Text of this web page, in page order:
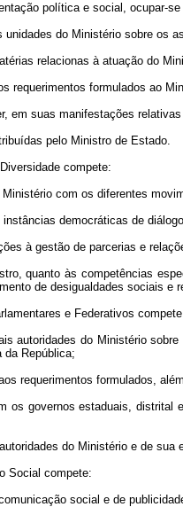
política e social, ocupar-
unidades do Ministério sobre os
relacionas à atuação do
requerimentos formulados ao
em suas manifestações
pelo Ministro de Estado.
compete:
com os diferentes
democráticas de
à gestão de parcerias e
quanto às competências
de desigualdades sociais e
e Federativos
autoridades do Ministério
da República;
requerimentos formulados,
os governos estaduais,
do Ministério e de
Social compete:
social e de